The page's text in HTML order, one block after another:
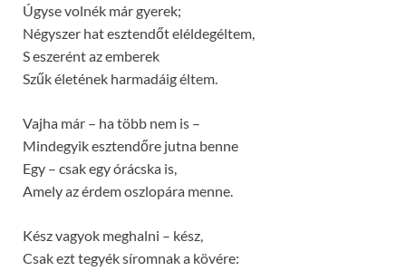
Úgyse volnék már gyerek;
Négyszer hat esztendőt eléldegéltem,
S eszerént az emberek
Szűk életének harmadáig éltem.
Vajha már – ha több nem is –
Mindegyik esztendőre jutna benne
Egy – csak egy órácska is,
Amely az érdem oszlopára menne.
Kész vagyok meghalni – kész,
Csak ezt tegyék síromnak a kövére: